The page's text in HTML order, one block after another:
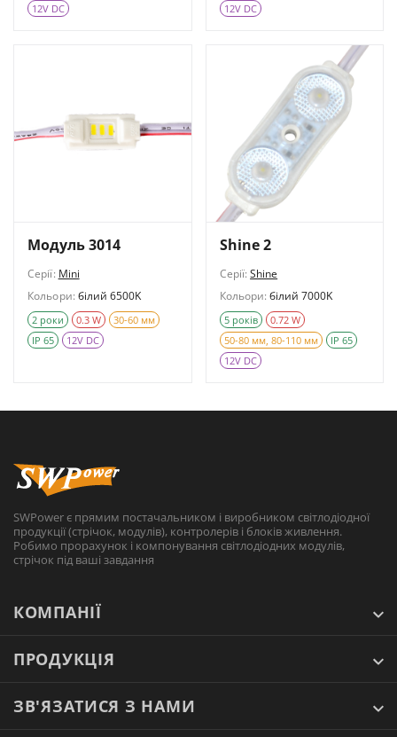
12V DC
12V DC
Модуль 3014
Серії: Mini
Кольори: білий 6500K
2 роки 0.3 W
30-60 мм
IP 65
12V DC
Shine 2
Серії: Shine
Кольори: білий 7000K
5 років
0.72 W
50-80 мм, 80-110 мм
IP 65
12V DC
SWPower є прямим постачальником і виробником світлодіодної
продукції (стрічок, модулів), контролерів і блоків живлення.
Робимо прорахунок і компонування світлодіодних модулів,
стрічок під ваші завдання
КОМПАНІЇ
ПРОДУКЦІЯ
ЗВ'ЯЗАТИСЯ З НАМИ